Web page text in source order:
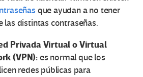
que ayudan a no tener
las distintas contraseñas.
Privada Virtual o Virtual
(VPN):es normal que los
redes públicas para